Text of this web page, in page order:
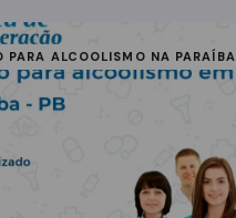
PARA ALCOOLISMO NA PARAÍBA